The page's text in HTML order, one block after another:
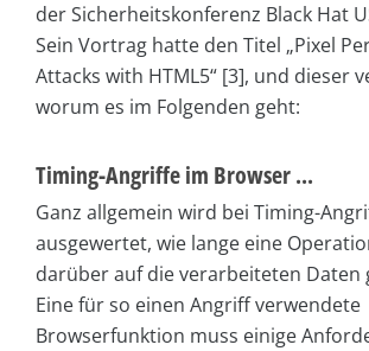
der Sicherheitskonferenz Black Hat
Sein Vortrag hatte den Titel „Pixel
Attacks with HTML5“ [3], und dieser
worum es im Folgenden geht:
Timing-Angriffe im Browser ...
Ganz allgemein wird bei Timing-
ausgewertet, wie lange eine
darüber auf die verarbeiteten Daten
Eine für so einen Angriff verwendete
Browserfunktion muss einige